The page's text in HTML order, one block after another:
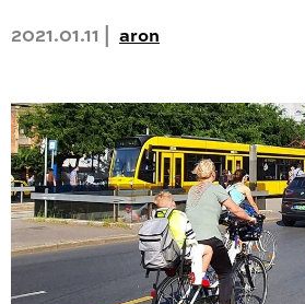
2021.01.11 | aron